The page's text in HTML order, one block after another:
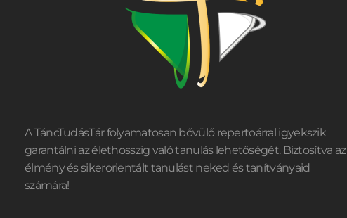
A TáncTudásTár folyamatosan bővülő repertoárral igyekszik
garantálni az élethosszig való tanulás lehetőségét. Biztosítva az
élmény és sikerorientált tanulást neked és tanítványaid
számára!